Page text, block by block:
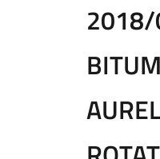
2018/